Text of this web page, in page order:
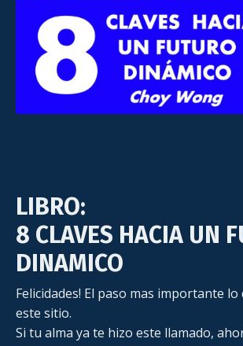
LIBRO:
8 CLAVES HACIA UN
DINAMICO
Felicidades! El paso mas importante
este sitio.
Si tu alma ya te hizo este llamado,